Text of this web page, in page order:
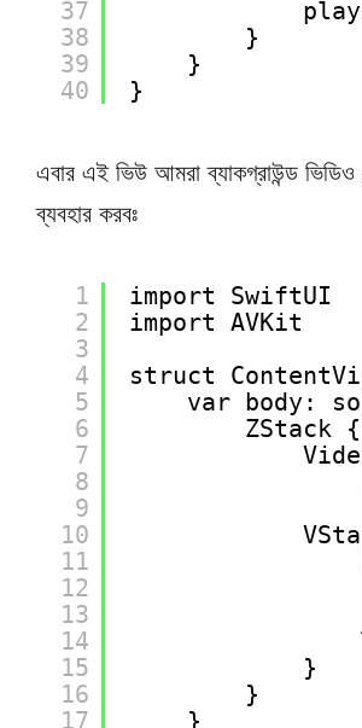
37
38
39
40
}
}
}
এবার এই ভিউ আমরা ব্যাকগ্রাউন্ড ভিডিও
ব্যবহার করবঃ
1
2
3
4
5
6
7
8
9
10
11
12
13
14
15
16
17
import SwiftUI
import AVKit
struct
var body:
ZStack {
}
}
}